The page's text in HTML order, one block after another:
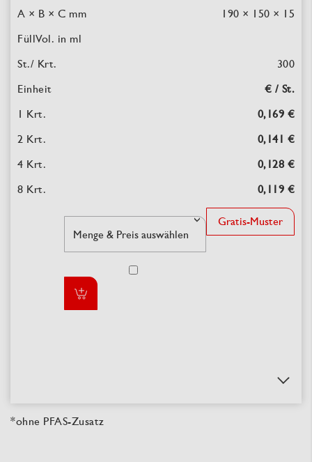
190 × 150 × 15
300
€ / St.
0,169 €
0,141 €
0,128 €
0,119 €
Gratis-Muster
*ohne PFAS-Zusatz